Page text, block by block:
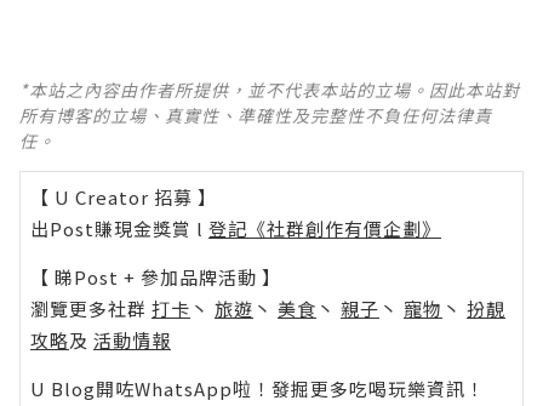
*本站之內容由作者所提供，並不代表本站的立場。因此本站對
所有博客的立場、真實性、準確性及完整性不負任何法律責
任。
【 U Creator 招募 】
出Post賺現金獎賞 l 登記《社群創作有價企劃》
【 睇Post + 參加品牌活動 】
瀏覽更多社群 打卡 丶 旅遊 丶 美食 丶 親子 丶 寵物 丶 扮靚
攻略及 活動情報
U Blog開咗WhatsApp啦！發掘更多吃喝玩樂資訊！